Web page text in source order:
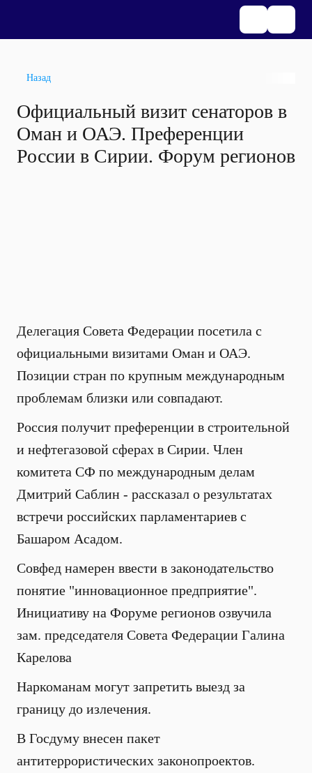
Назад
Официальный визит сенаторов в
Оман и ОАЭ. Преференции
России в Сирии. Форум регионов
Делегация Совета Федерации посетила с
официальными визитами Оман и ОАЭ.
Позиции стран по крупным международным
проблемам близки или совпадают.
Россия получит преференции в строительной
и нефтегазовой сферах в Сирии. Член
комитета СФ по международным делам
Дмитрий Саблин - рассказал о результатах
встречи российских парламентариев с
Башаром Асадом.
Совфед намерен ввести в законодательство
понятие "инновационное предприятие".
Инициативу на Форуме регионов озвучила
зам. председателя Совета Федерации Галина
Карелова
Наркоманам могут запретить выезд за
границу до излечения.
В Госдуму внесен пакет
антитеррористических законопроектов.